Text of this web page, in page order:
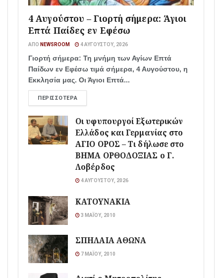
4 Αυγούστου – Γιορτή σήμερα: Άγιοι
Επτά Παίδες εν Εφέσω
ΑΠΌ NEWSROOM 4 ΑΥΓΟΎΣΤΟΥ, 2026
Γιορτή σήμερα: Τη μνήμη των Αγίων Επτά
Παίδων εν Εφέσω τιμά σήμερα, 4 Αυγούστου, η
Εκκλησία μας. Οι Άγιοι Επτά...
ΠΕΡΙΣΣΌΤΕΡΑ
Οι υφυπουργοί Εξωτερικών
Ελλάδος και Γερμανίας στο
ΑΓΙΟ ΟΡΟΣ – Τι δήλωσε στο
ΒΗΜΑ ΟΡΘΟΔΟΞΙΑΣ ο Γ.
Λοβέρδος
4 ΑΥΓΟΎΣΤΟΥ, 2026
ΚΑΤΟΥΝΑΚΙΑ
3 ΜΑΪ́ΟΥ, 2010
ΣΠΗΛΑΙΑ ΑΘΩΝΑ
7 ΜΑΪ́ΟΥ, 2010